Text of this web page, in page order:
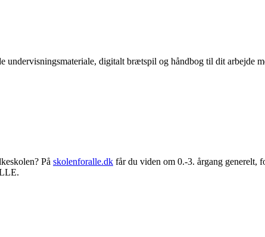
undervisningsmateriale, digitalt brætspil og håndbog til dit arbejde
På skolenforalle.dk får du viden om 0.-3. årgang generelt,